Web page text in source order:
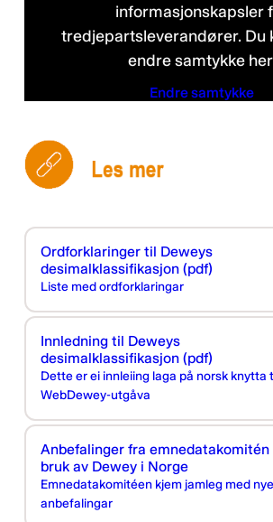
informasjonskapsler
tredjepartsleverandører. Du
endre samtykke
Endre samtykke
Ordforklaringer til Deweys
desimalklassifikasjon (pdf)
Liste med ordforklaringar
Innledning til Deweys
desimalklassifikasjon (pdf)
Dette er ei innleiing laga på norsk knytta
WebDewey-utgåva
Anbefalinger fra emnedatakomitén
bruk av Dewey i Norge
Emnedatakomitéen kjem jamleg med nye
anbefalingar